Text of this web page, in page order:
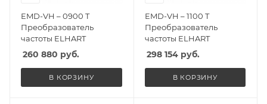
EMD-VH – 0900 T
Преобразователь
частоты ELHART
260 880 руб.
В КОРЗИНУ
EMD-VH – 1100 T
Преобразователь
частоты ELHART
298 154руб.
В КОРЗИНУ